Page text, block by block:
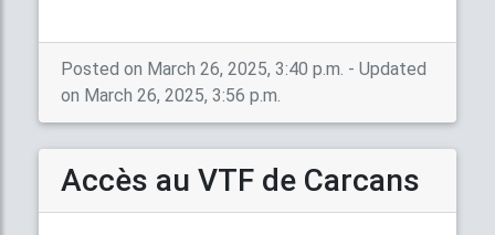
Posted on March 26, 2025, 3:40 p.m. - Updated
on March 26, 2025, 3:56 p.m.
Accès au VTF de Carcans